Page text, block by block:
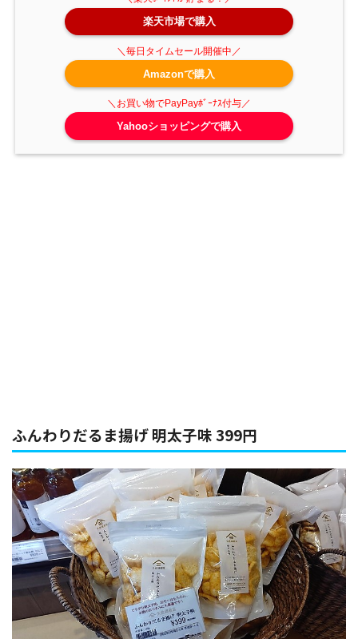
楽天市場で購入
Amazonで購入
Yahooショッピングで購入
ふんわりだるま揚げ 明太子味 399円